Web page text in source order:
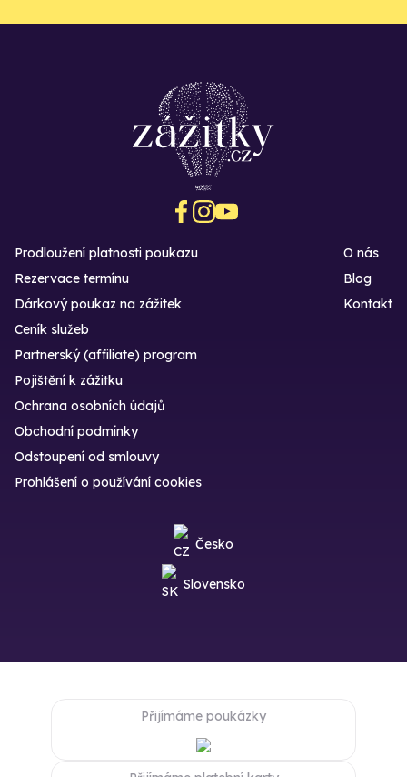
Prodloužení platnosti poukazu
Rezervace termínu
Dárkový poukaz na zážitek
O nás
Blog
Kontakt
Ceník služeb
Partnerský (affiliate) program
Pojištění k zážitku
Ochrana osobních údajů
Obchodní podmínky
Odstoupení od smlouvy
Prohlášení o používání cookies
Česko
Slovensko
Přijímáme poukázky